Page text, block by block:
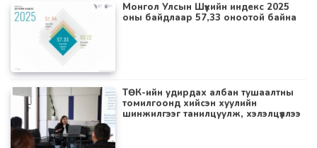
Монгол Улсын Шүүхийн индекс 2025
оны байдлаар 57,33 оноотой байна
ТӨК-ийн удирдах албан тушаалтны
томилгоонд хийсэн хуулийн
шинжилгээг танилцуулж, хэлэлцүүллээ